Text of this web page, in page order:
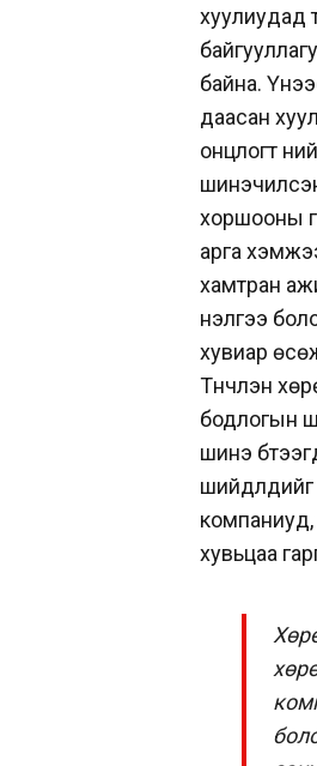
хуулиудад
байна.
даасан
онцлогт
хоршооны
арга
хамтран
үнэлгээ
хувиар
Түүнчлэн
бодлогын
шинэ
шийдлүүдийг
компаниуд,
хувьцаа